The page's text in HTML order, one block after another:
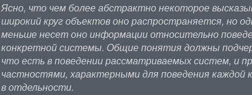
Ясно, что чем более абстрактно некоторое
широкий круг объектов оно распространяется, но
меньше несет оно информации относительно
конкретной системы. Общие понятия должны
что есть в поведении рассматриваемых систем, и
частностями, характерными для поведения каждой
в отдельности.